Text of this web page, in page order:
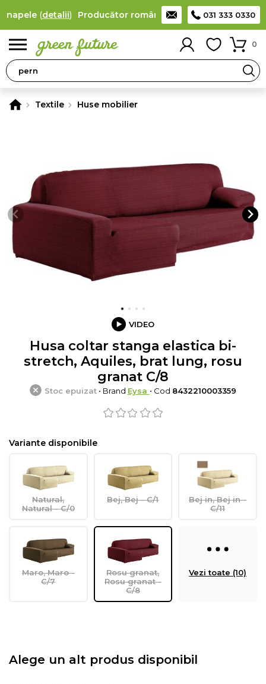
(detalii) Producător român de saltele, protecții
031 333 0330
0
Textile Huse mobilier
VIDEO
Husa coltar stanga elastica bi-
stretch, Aquiles, brat lung, rosu
granat C/8
Stoc epuizat• Brand Eysa • Cod 8432210003359
Variante disponibile
Natural,
Natural - C/0
Bej, Bej - C/1
Bej in, Bej in -
C/11
Maro, Maro -
C/7
Rosu granat,
Rosu granat -
C/8
Vezi toate (10)
Alege un alt produs disponibil